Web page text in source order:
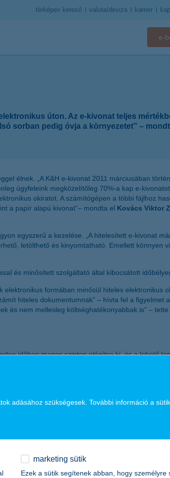
térképes kereső valuta/deviza karrier
e-
úton. Az e-kivonat teljes
sorban pedig óvja a környezetet” –
élnek. „A K&H e-kivonat 2011 márciusában
ügyfeleink megközelítőleg 70%-a kap e-
okiratot. A számítógépen a többi fájlhoz
a papír alapú kivonat”– mondta el Kovács Viktor
egyszerű a kezelése. „A hitelesített e-kivonat
letölthető és kinyomtatható. Emellett könnyen
és minősített szolgáltató által kibocsátott
formában minősül hiteles elektronikus
hiteles dokumentumnak” – hívta fel a figyelmet
és nem mellesleg költséghatékonyabbak is” –
időben magas szinten elégítse ki, és a lehető
és önkormányzatok finanszírozásán keresztül.
hozzávetőlegesen 4000 magyar
adásához szükségesek. További információ a
marketing sütik
Ezek a sütik segítenek abban, hogy személyre